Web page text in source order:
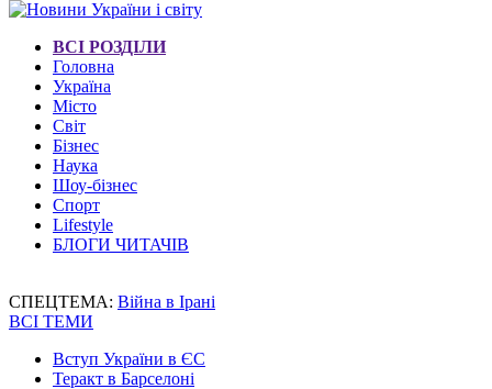
ВСІ РОЗДІЛИ
Головна
Україна
Місто
Світ
Бізнес
Наука
Шоу-бізнес
Спорт
Lifestyle
БЛОГИ ЧИТАЧІВ
СПЕЦТЕМА: Війна в Ірані
ВСІ ТЕМИ
Вступ України в ЄС
Теракт в Барселоні